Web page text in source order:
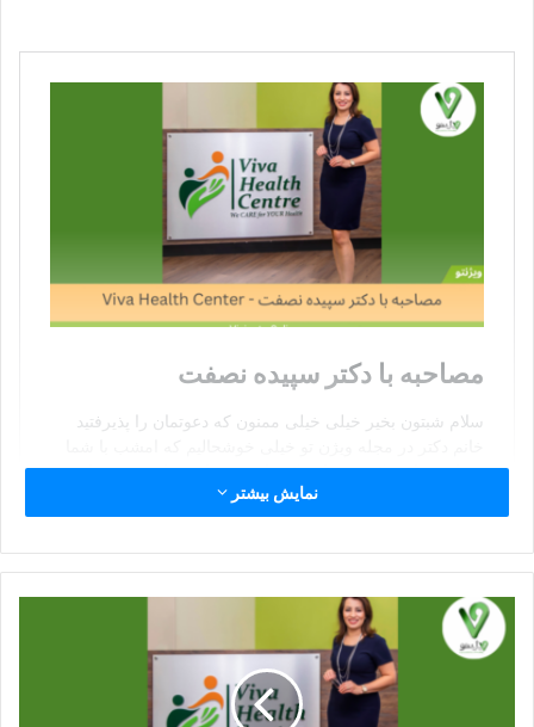
نمایش بیشتر